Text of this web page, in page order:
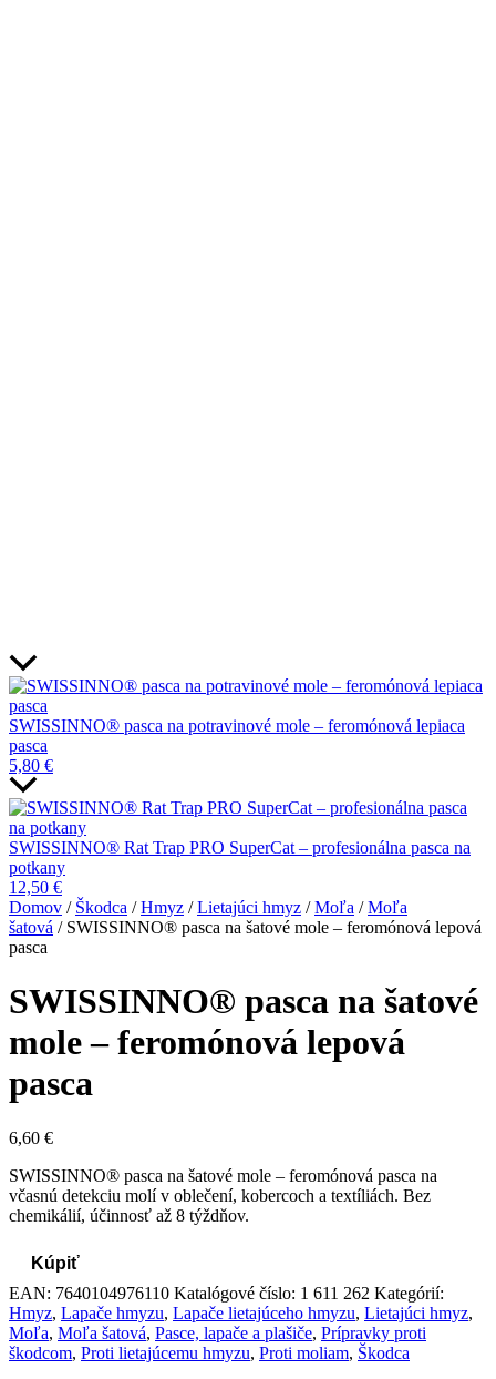
SWISSINNO® pasca na potravinové mole – feromónová lepiaca
pasca
5,80 €
SWISSINNO® Rat Trap PRO SuperCat – profesionálna pasca na
potkany
12,50 €
Domov / Škodca /Hmyz /Lietajúci hmyz /Moľa /Moľa
šatová / SWISSINNO® pasca na šatové mole – feromónová lepová
pasca
SWISSINNO® pasca na šatové
mole – feromónová lepová
pasca
6,60 €
SWISSINNO® pasca na šatové mole – feromónová pasca na
včasnú detekciu molí v oblečení, kobercoch a textíliách. Bez
chemikálií, účinnosť až 8 týždňov.
Kúpiť
EAN: 7640104976110 Katalógové číslo: 1 611 262 Kategórií:
Hmyz, Lapače hmyzu, Lapače lietajúceho hmyzu, Lietajúci hmyz,
Moľa, Moľa šatová, Pasce, lapače a plašiče, Prípravky proti
škodcom, Proti lietajúcemu hmyzu, Proti moliam, Škodca